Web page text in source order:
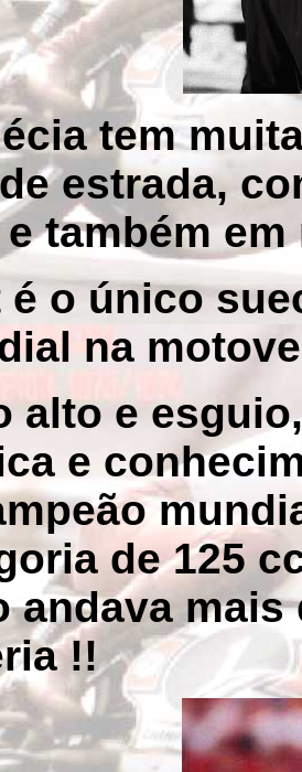
tem
estrada,
também em
é o único
na
alto e
e
de 125
andava
!!